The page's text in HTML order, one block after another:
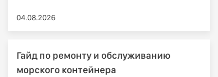
04.08.2026
Гайд по ремонту и обслуживанию
морского контейнера